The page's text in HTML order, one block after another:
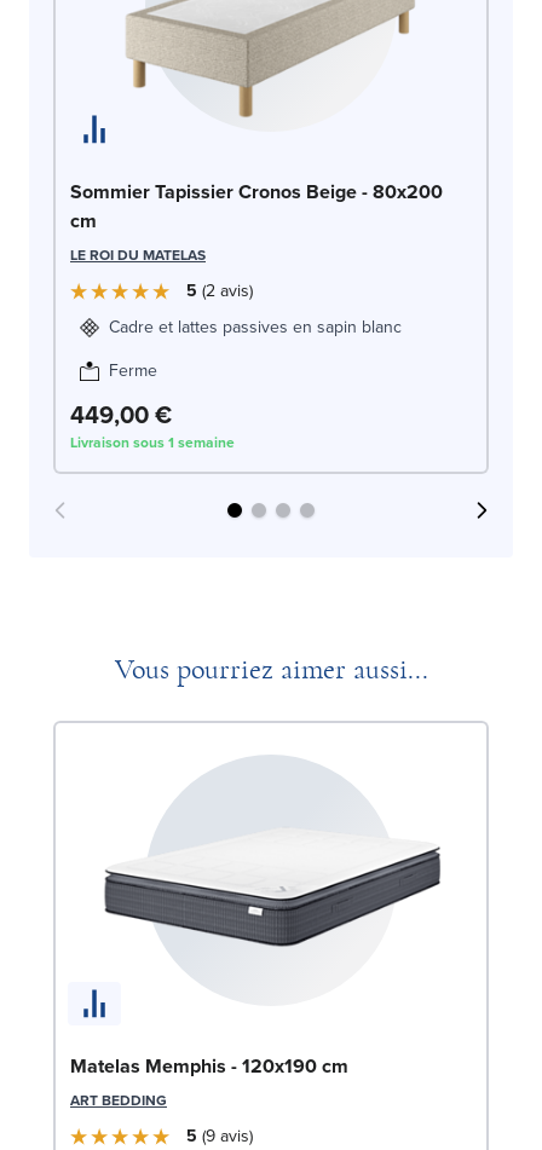
Sommier Tapissier Cronos Beige - 80x200
cm
LE ROI DU MATELAS
5 2avis
Cadre et lattes passives en sapin blanc
Ferme
449,00 €
Livraison sous 1 semaine
Vous pourriez aimer aussi...
Matelas Memphis - 120x190 cm
ART BEDDING
5 9avis